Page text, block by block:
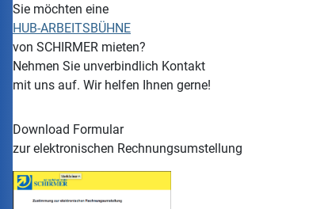
Sie möchten eine
HUB-ARBEITSBÜHNE
von SCHIRMER mieten?
Nehmen Sie unverbindlich Kontakt
mit uns auf. Wir helfen Ihnen gerne!
Download Formular
zur elektronischen Rechnungsumstellung